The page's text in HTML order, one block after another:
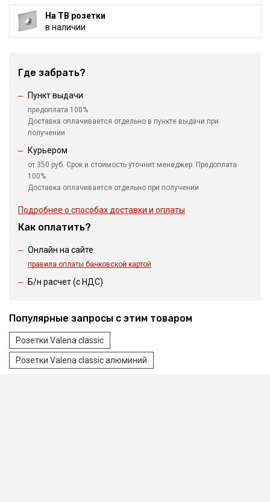
На ТВ розетки
в наличии
Где забрать?
Пункт выдачи
предоплата 100%
Доставка оплачивается отдельно в пункте выдачи при
получении
Курьером
от 350 руб. Срок и стоимость уточнит менеджер. Предоплата
100%
Доставка оплачивается отдельно при получении
Подробнее о способах доставки и оплаты
Как оплатить?
Онлайн на сайте
правила оплаты банковской картой
Б/н расчет (c НДС)
Популярные запросы с этим товаром
Розетки Valena classic
Розетки Valena classic алюминий